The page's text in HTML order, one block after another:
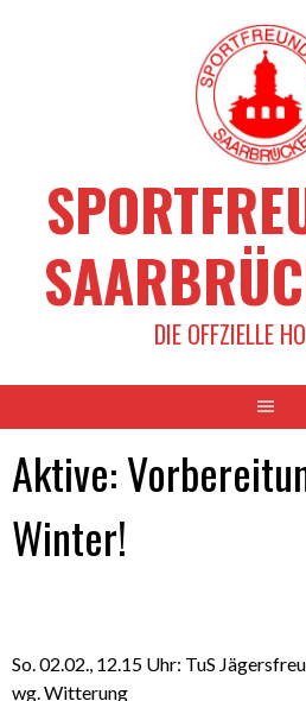
DIE OFFZIELLE
Aktive:
Winter!
So. 02.02., 12.15 Uhr: TuS
wg. Witterung